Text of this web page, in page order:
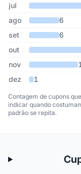
jul
ago
6
set
6
out
nov
dez 1
Contagem de cupons
indicar quando
padrão se repita.